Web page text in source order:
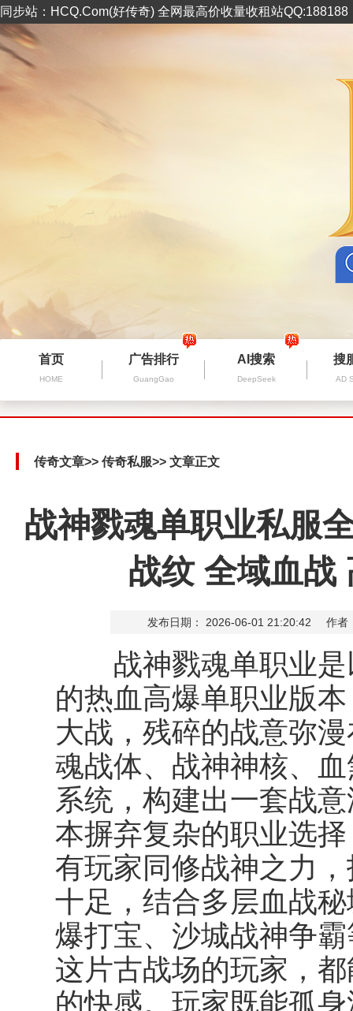
同步站：HCQ.Com(好传奇) 全网最高价收量收租站
首页
HOME
广告排行
GuangGao
AI搜索
DeepSeek
搜
AD
传奇文章>> 传奇私服>> 文章正文
战神戮魂单职业私服
战纹 全域血战
发布日期： 2026-06-01 21:20:42 作者
战神戮魂单职业是
的热血高爆单职业版
大战，残碎的战意弥
魂战体、战神神核、
系统，构建出一套战
本摒弃复杂的职业选
有玩家同修战神之力
十足，结合多层血战
爆打宝、沙城战神争
这片古战场的玩家，
的快感。玩家既能孤